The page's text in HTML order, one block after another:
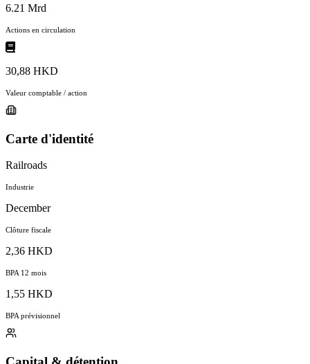
6.21 Mrd
Actions en circulation
30,88 HKD
Valeur comptable / action
Carte d'identité
Railroads
Industrie
December
Clôture fiscale
2,36 HKD
BPA 12 mois
1,55 HKD
BPA prévisionnel